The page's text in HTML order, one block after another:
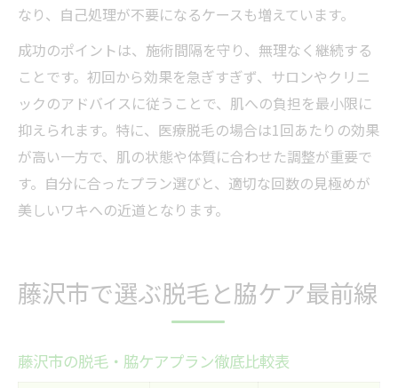
なり、自己処理が不要になるケースも増えています。
成功のポイントは、施術間隔を守り、無理なく継続する
ことです。初回から効果を急ぎすぎず、サロンやクリニ
ックのアドバイスに従うことで、肌への負担を最小限に
抑えられます。特に、医療脱毛の場合は1回あたりの効果
が高い一方で、肌の状態や体質に合わせた調整が重要で
す。自分に合ったプラン選びと、適切な回数の見極めが
美しいワキへの近道となります。
藤沢市で選ぶ脱毛と脇ケア最前線
藤沢市の脱毛・脇ケアプラン徹底比較表